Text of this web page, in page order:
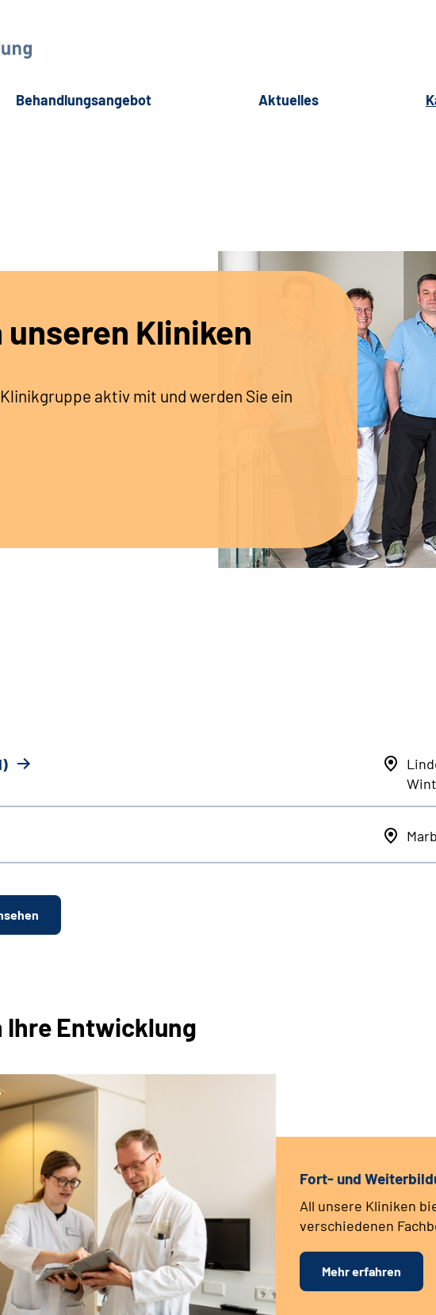
Behandlungsangebot Aktuelles
Kliniken
aktiv mit und werden Sie ein
Ihre Entwicklung
Fort- und
All unsere Kliniken
verschiedenen
Mehr erfahren